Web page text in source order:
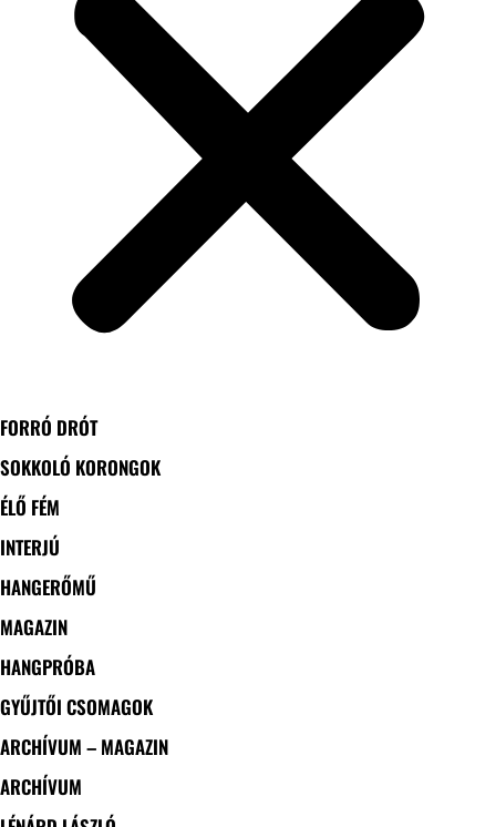
FORRÓ DRÓT
SOKKOLÓ KORONGOK
ÉLŐ FÉM
INTERJÚ
HANGERŐMŰ
MAGAZIN
HANGPRÓBA
GYŰJTŐI CSOMAGOK
ARCHÍVUM – MAGAZIN
ARCHÍVUM